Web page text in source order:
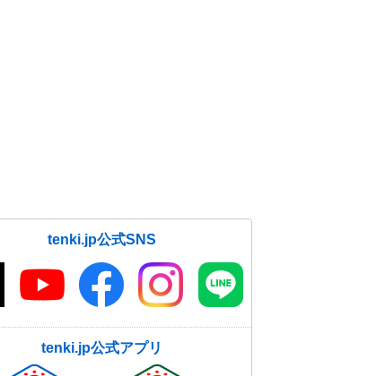
tenki.jp公式SNS
tenki.jp公式アプリ